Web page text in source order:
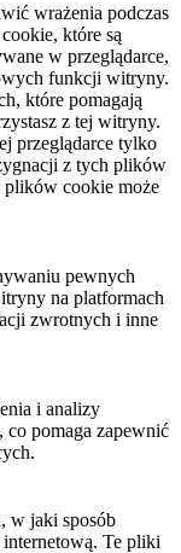
wrażenia podczas
które są
w przeglądarce,
funkcji witryny.
które pomagają
z tej witryny.
przeglądarce tylko
z tych plików
plików cookie może
pewnych
na platformach
zwrotnych i inne
i analizy
pomaga zapewnić
w jaki sposób
Te pliki